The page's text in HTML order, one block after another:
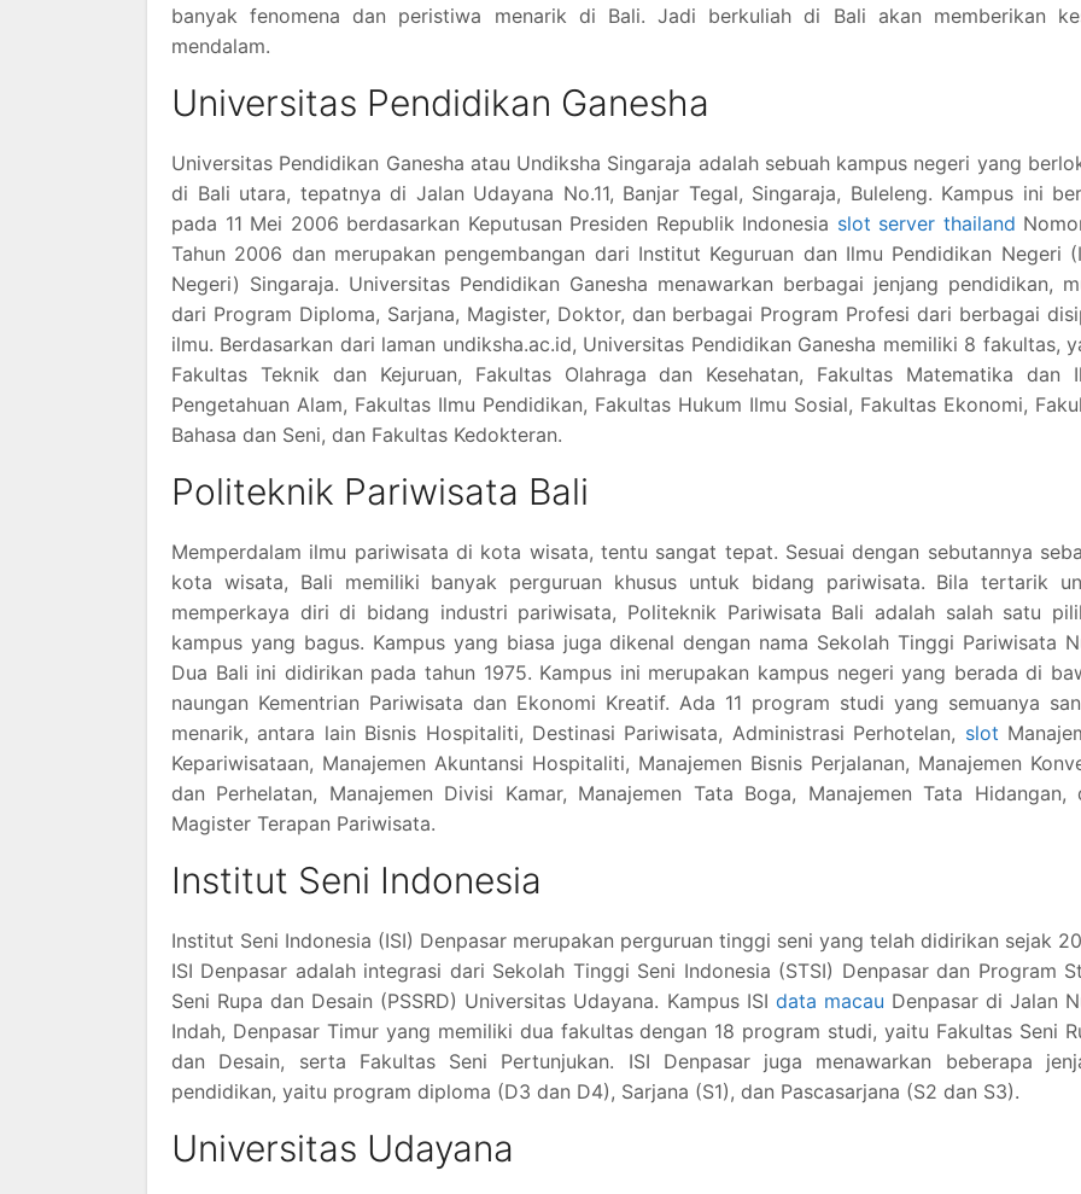
banyak fenomena dan peristiwa menarik di Bali. Jadi berkuliah di Bali akan memberikan
mendalam.
Universitas Pendidikan Ganesha
Universitas Pendidikan Ganesha atau Undiksha Singaraja adalah sebuah kampus negeri yang
di Bali utara, tepatnya di Jalan Udayana No.11, Banjar Tegal, Singaraja, Buleleng. Kampus ini
pada 11 Mei 2006 berdasarkan Keputusan Presiden Republik Indonesia slot server thailand
Tahun 2006 dan merupakan pengembangan dari Institut Keguruan dan Ilmu Pendidikan Negeri
Negeri) Singaraja. Universitas Pendidikan Ganesha menawarkan berbagai jenjang pendidikan,
dari Program Diploma, Sarjana, Magister, Doktor, dan berbagai Program Profesi dari berbagai
ilmu. Berdasarkan dari laman undiksha.ac.id, Universitas Pendidikan Ganesha memiliki 8 fakultas,
Fakultas Teknik dan Kejuruan, Fakultas Olahraga dan Kesehatan, Fakultas Matematika dan
Pengetahuan Alam, Fakultas Ilmu Pendidikan, Fakultas Hukum Ilmu Sosial, Fakultas Ekonomi,
Bahasa dan Seni, dan Fakultas Kedokteran.
Politeknik Pariwisata Bali
Memperdalam ilmu pariwisata di kota wisata, tentu sangat tepat. Sesuai dengan sebutannya
kota wisata, Bali memiliki banyak perguruan khusus untuk bidang pariwisata. Bila tertarik
memperkaya diri di bidang industri pariwisata, Politeknik Pariwisata Bali adalah salah satu
kampus yang bagus. Kampus yang biasa juga dikenal dengan nama Sekolah Tinggi Pariwisata
Dua Bali ini didirikan pada tahun 1975. Kampus ini merupakan kampus negeri yang berada di
naungan Kementrian Pariwisata dan Ekonomi Kreatif. Ada 11 program studi yang semuanya
menarik, antara lain Bisnis Hospitaliti, Destinasi Pariwisata, Administrasi Perhotelan, slot
Kepariwisataan, Manajemen Akuntansi Hospitaliti, Manajemen Bisnis Perjalanan, Manajemen
dan Perhelatan, Manajemen Divisi Kamar, Manajemen Tata Boga, Manajemen Tata Hidangan,
Magister Terapan Pariwisata.
Institut Seni Indonesia
Institut Seni Indonesia (ISI) Denpasar merupakan perguruan tinggi seni yang telah didirikan sejak
ISI Denpasar adalah integrasi dari Sekolah Tinggi Seni Indonesia (STSI) Denpasar dan Program
Seni Rupa dan Desain (PSSRD) Universitas Udayana. Kampus ISI data macau Denpasar di Jalan
Indah, Denpasar Timur yang memiliki dua fakultas dengan 18 program studi, yaitu Fakultas Seni
dan Desain, serta Fakultas Seni Pertunjukan. ISI Denpasar juga menawarkan beberapa
pendidikan, yaitu program diploma (D3 dan D4), Sarjana (S1), dan Pascasarjana (S2 dan S3).
Universitas Udayana